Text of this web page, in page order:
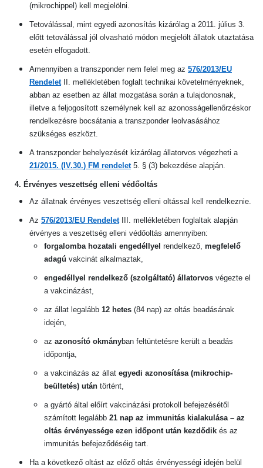
(mikrochippel) kell megjelölni.
Tetoválással, mint egyedi azonosítás kizárólag a 2011. július 3.
előtt tetoválással jól olvasható módon megjelölt állatok utaztatása
esetén elfogadott.
Amennyiben a transzponder nem felel meg az 576/2013/EU
RendeletII. mellékletében foglalt technikai követelményeknek,
abban az esetben az állat mozgatása során a tulajdonosnak,
illetve a feljogosított személynek kell az azonosságellenőrzéskor
rendelkezésre bocsátania a transzponder leolvasásához
szükséges eszközt.
A transzponder behelyezését kizárólag állatorvos végezheti a
21/2015. (IV.30.) FM rendelet5. § (3) bekezdése alapján.
4. Érvényes veszettség elleni védőoltás
Az állatnak érvényes veszettség elleni oltással kell rendelkeznie.
Az 576/2013/EU RendeletIII. mellékletében foglaltak alapján
érvényes a veszettség elleni védőoltás amennyiben:
forgalomba hozatali engedéllyel rendelkező, megfelelő
adagú vakcinát alkalmaztak,
engedéllyel rendelkező (szolgáltató) állatorvos végezte el
a vakcinázást,
az állat legalább 12 hetes (84 nap) az oltás beadásának
idején,
az azonosító okmányban feltüntetésre került a beadás
időpontja,
a vakcinázás az állat egyedi azonosítása (mikrochip-
beültetés) után történt,
a gyártó által előírt vakcinázási protokoll befejezésétől
számított legalább 21 nap az immunitás kialakulása – az
oltás érvényessége ezen időpont után kezdődik és az
immunitás befejeződéséig tart.
Ha a következő oltást az előző oltás érvényességi idején belül